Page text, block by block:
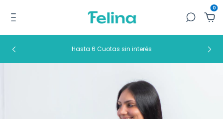
0
Hasta 6 Cuotas sin interés